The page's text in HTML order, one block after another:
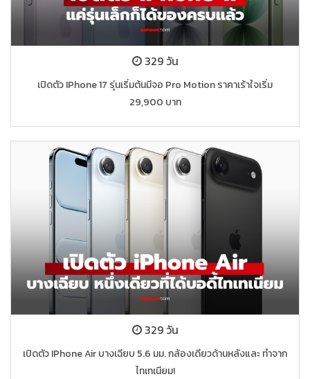
329 วัน
เปิดตัว IPhone 17 รุ่นเริ่มต้นมีจอ Pro Motion ราคาเร้าใจเริ่ม
29,900 บาท
329 วัน
เปิดตัว IPhone Air บางเฉียบ 5.6 มม. กล้องเดียวด้านหลังและ ทำจาก
ไทเทเนียม!